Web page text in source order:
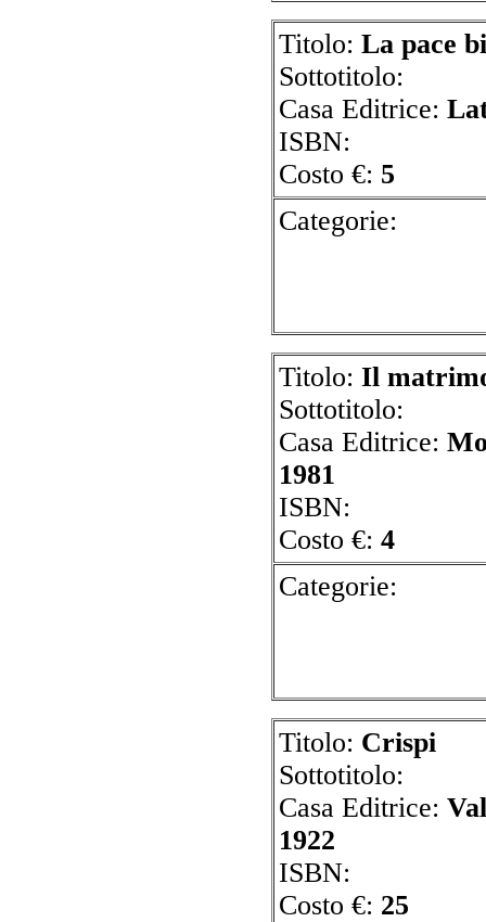
Titolo:La pace
Sottotitolo:
Casa Editrice:
ISBN:
Costo €: 5
Titolo:Il
Sottotitolo:
Casa Editrice:
1981
ISBN:
Costo €:4
Titolo: Crispi
Sottotitolo:
Casa Editrice:
1922
ISBN:
Costo €: 25